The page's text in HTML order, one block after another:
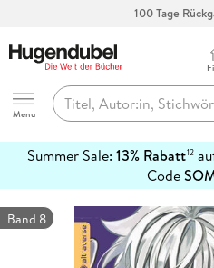
100 Tage
Hugendubel
Menu
Summer Sale: 13% Rabatt12
Code
erfahren
Band 8